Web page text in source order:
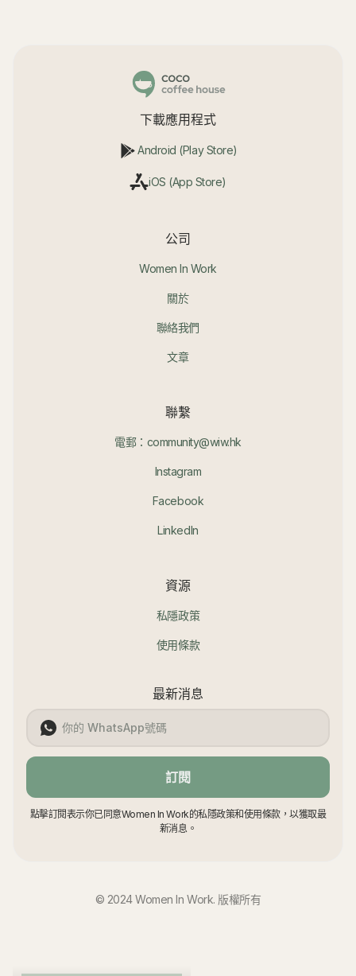
下載應用程式
Android (Play Store)
iOS (App Store)
公司
Women In Work
關於
聯絡我們
文章
聯繫
電郵：community@wiw.hk
Instagram
Facebook
LinkedIn
資源
私隱政策
使用條款
最新消息
訂閱
點擊訂閱表示你已同意Women In Work的私隱政策和使用條款，以獲取最
新消息。
© 2024 Women In Work. 版權所有